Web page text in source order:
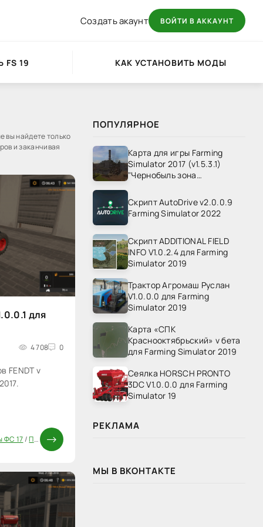
Создать акаунт ВОЙТИ В АККАУНТ
FS 19 КАК УСТАНОВИТЬ МОДЫ
вы найдете только
и заканчивая
для
4 708 0
FENDT v
ФС 17/Паки
ПОПУЛЯРНОЕ
Карта для игры Farming
Simulator 2017 (v1.5.3.1)
"Чернобыль зона
Скрипт AutoDrive v2.0.0.9
Farming Simulator 2022
Скрипт ADDITIONAL FIELD
INFO V1.0.2.4 для Farming
Simulator 2019
Трактор Агромаш Руслан
V1.0.0.0 для Farming
Simulator 2019
Карта «СПК
Краснооктябрьский» v бета
для Farming Simulator 2019
Сеялка HORSCH PRONTO
3DC V1.0.0.0 для Farming
Simulator 19
РЕКЛАМА
МЫ В ВКОНТАКТЕ